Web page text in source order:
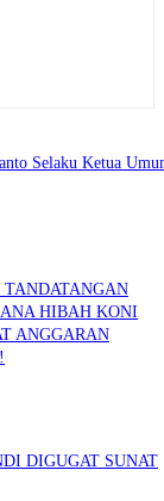
Selaku Ketua
HIBAH KONI
ANGGARAN
DIGUGAT SUNAT